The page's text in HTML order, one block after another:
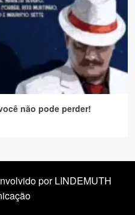
não pode perder!
por LINDEMUTH